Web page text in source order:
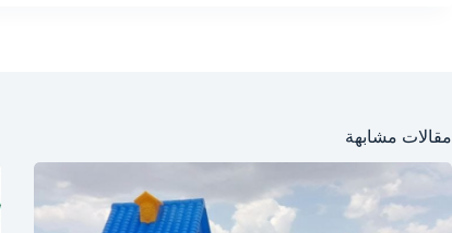
مقالات مشابهة